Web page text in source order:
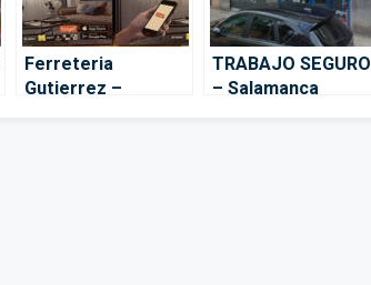
Ferreteria
Gutierrez –
TRABAJO SEGURO
– Salamanca